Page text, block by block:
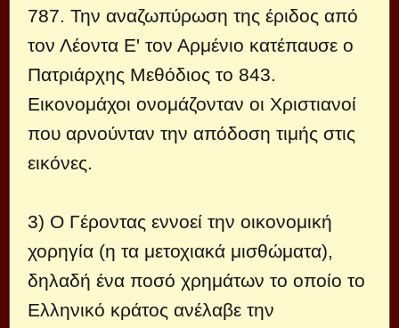
787. Την αναζωπύρωση της έριδος από
τον Λέοντα Ε' τον Αρμένιο κατέπαυσε ο
Πατριάρχης Μεθόδιος το 843.
Εικονομάχοι ονομάζονταν οι Χριστιανοί
που αρνούνταν την απόδοση τιμής στις
εικόνες.
3) Ο Γέροντας εννοεί την οικονομική
χορηγία (η τα μετοχιακά μισθώματα),
δηλαδή ένα ποσό χρημάτων το οποίο το
Ελληνικό κράτος ανέλαβε την